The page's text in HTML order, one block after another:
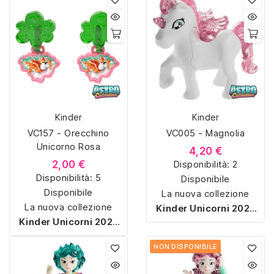
Kinder
VC157 - Orecchino
Unicorno Rosa
2,00 €
Disponibilità: 5
Disponibile
La nuova collezione
Kinder Unicorni 2025
porta la magia negli
ovetti Kinder! Ogni
sorpresa racchiude un
Kinder
VC005 - Magnolia
4,20 €
Disponibilità: 2
Disponibile
La nuova collezione
Kinder Unicorni 2025
porta la magia negli
ovetti Kinder! Ogni
sorpresa racchiude un
unicorno colorato e
NON DISPONIBILE